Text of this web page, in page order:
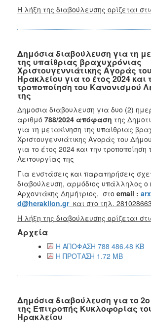
Η λήξη της διαβούλευσης ορίζεται
Δημόσια διαβούλευση για τη
της υπαίθριας βραχυχρόνιας
Χριστουγεννιάτικης Αγοράς
Ηρακλείου για το έτος 2024 και
τροποποίηση του Κανονισμού
της
Δημοσια διαβουλευση για δυο (2)
αριθμό 788/2024 απόφαση της
για τη μετακίνηση της υπαίθριας
Χριστουγεννιάτικης Αγοράς του
για το έτος 2024 και την τροποποίηση
Λειτουργίας της
Για ενστάσεις και παρατηρήσεις
διαβούλευση, αρμόδιος υπάλληλος ο
Αρχοντάκης Δημήτριος, στο email :
d@heraklion.gr και στο τηλ.
Η λήξη της διαβούλευσης ορίζεται
Αρχεία
Η ΑΠΟΦΑΣΗ 788 486.48 KB
Η ΠΡΟΤΑΣΗ 1.72 MB
Δημόσια διαβούλευση για το
της Επιτροπής Κυκλοφορίας
Ηρακλείου